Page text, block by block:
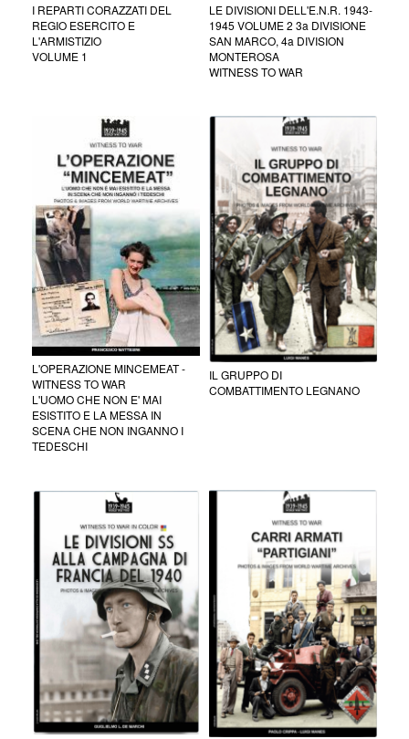
I REPARTI CORAZZATI DEL
REGIO ESERCITO E
L'ARMISTIZIO
VOLUME 1
LE DIVISIONI DELL'E.N.R. 1943-
1945 VOLUME 2 3a DIVISIONE
SAN MARCO, 4a DIVISION
MONTEROSA
WITNESS TO WAR
L'OPERAZIONE MINCEMEAT -
WITNESS TO WAR
L'UOMO CHE NON E' MAI
ESISTITO E LA MESSA IN
SCENA CHE NON INGANNO I
TEDESCHI
IL GRUPPO DI
COMBATTIMENTO LEGNANO